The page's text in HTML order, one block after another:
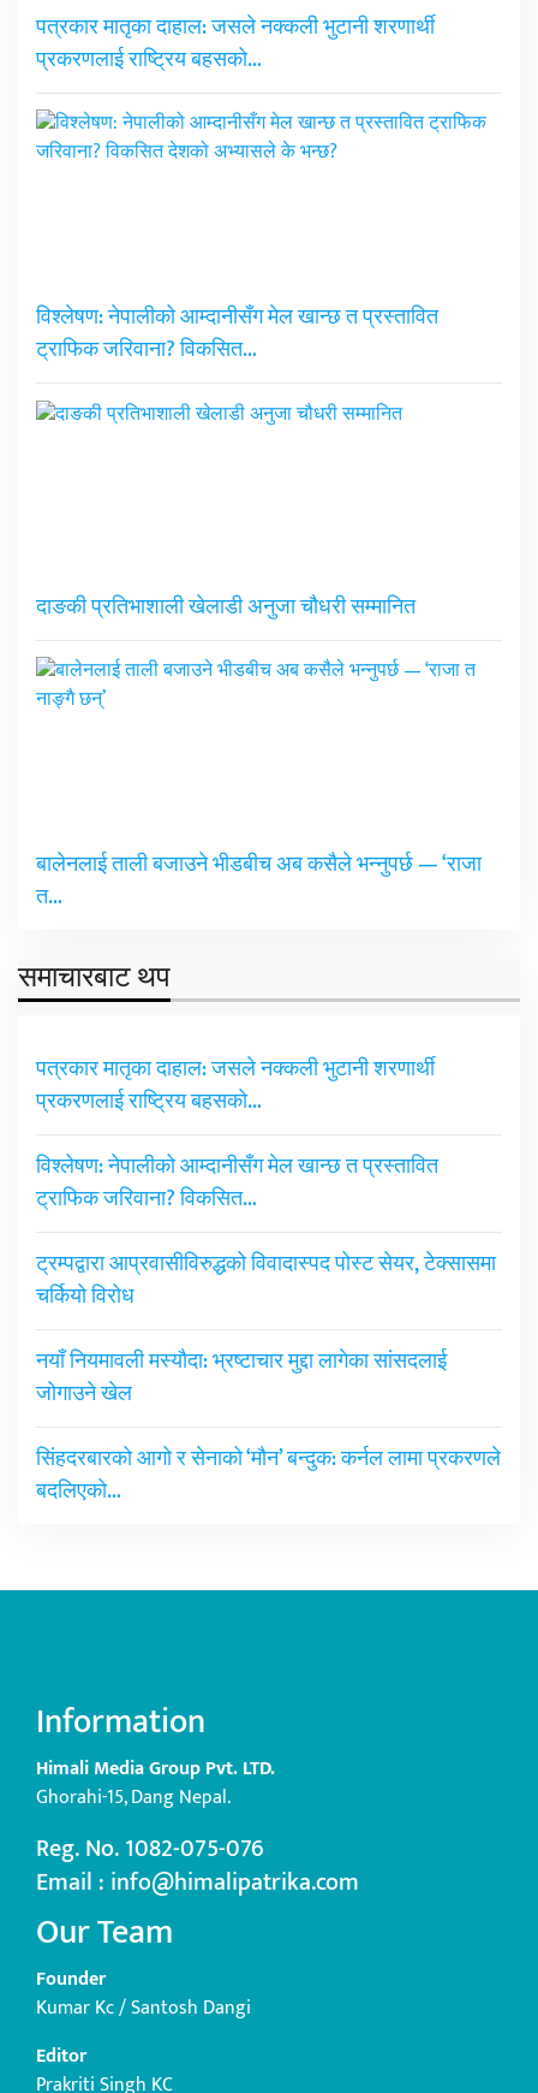
पत्रकार मातृका दाहाल: जसले नक्कली भुटानी शरणार्थी
प्रकरणलाई राष्ट्रिय बहसको…
विश्लेषण: नेपालीको आम्दानीसँग मेल खान्छ त प्रस्तावित
ट्राफिक जरिवाना? विकसित…
दाङकी प्रतिभाशाली खेलाडी अनुजा चौधरी सम्मानित
बालेनलाई ताली बजाउने भीडबीच अब कसैले भन्नुपर्छ — ‘राजा
त…
समाचारबाट थप
पत्रकार मातृका दाहाल: जसले नक्कली भुटानी शरणार्थी
प्रकरणलाई राष्ट्रिय बहसको…
विश्लेषण: नेपालीको आम्दानीसँग मेल खान्छ त प्रस्तावित
ट्राफिक जरिवाना? विकसित…
ट्रम्पद्वारा आप्रवासीविरुद्धको विवादास्पद पोस्ट सेयर, टेक्सासमा
चर्कियो विरोध
नयाँ नियमावली मस्यौदा: भ्रष्टाचार मुद्दा लागेका सांसदलाई
जोगाउने खेल
सिंहदरबारको आगो र सेनाको ‘मौन’ बन्दुक: कर्नल लामा प्रकरणले
बदलिएको…
Information
Himali Media Group Pvt. LTD.
Ghorahi-15, Dang Nepal.
Reg. No. 1082-075-076
Email : info@himalipatrika.com
Our Team
Founder
Kumar Kc / Santosh Dangi
Editor
Prakriti Singh KC